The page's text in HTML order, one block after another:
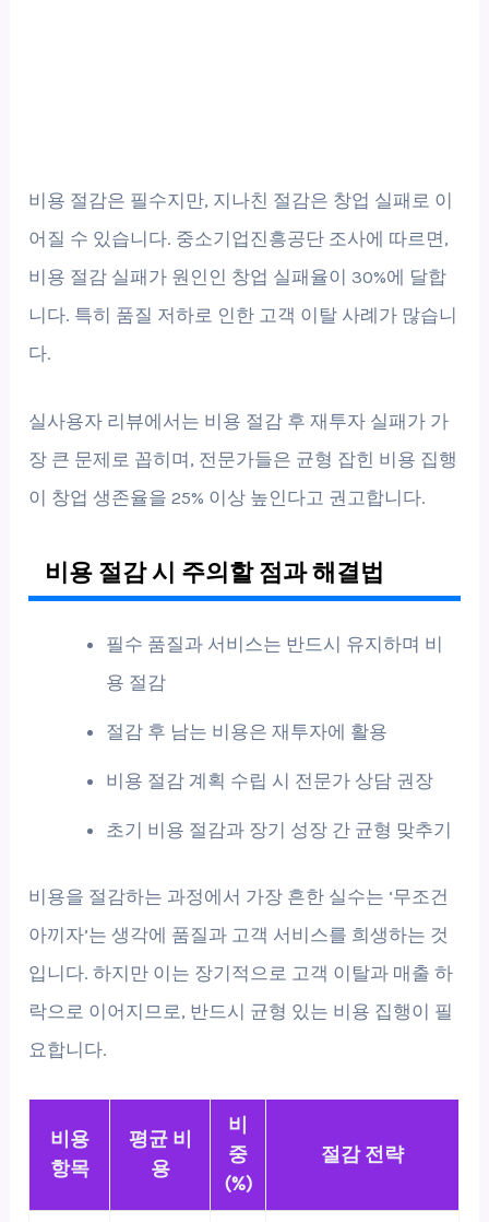
비용 절감은 필수지만, 지나친 절감은 창업 실패로 이
어질 수 있습니다. 중소기업진흥공단 조사에 따르면,
비용 절감 실패가 원인인 창업 실패율이 30%에 달합
니다. 특히 품질 저하로 인한 고객 이탈 사례가 많습니
다.
실사용자 리뷰에서는 비용 절감 후 재투자 실패가 가
장 큰 문제로 꼽히며, 전문가들은 균형 잡힌 비용 집행
이 창업 생존율을 25% 이상 높인다고 권고합니다.
비용 절감 시 주의할 점과 해결법
필수 품질과 서비스는 반드시 유지하며 비
용 절감
절감 후 남는 비용은 재투자에 활용
비용 절감 계획 수립 시 전문가 상담 권장
초기 비용 절감과 장기 성장 간 균형 맞추기
비용을 절감하는 과정에서 가장 흔한 실수는 ‘무조건
아끼자’는 생각에 품질과 고객 서비스를 희생하는 것
입니다. 하지만 이는 장기적으로 고객 이탈과 매출 하
락으로 이어지므로, 반드시 균형 있는 비용 집행이 필
요합니다.
비용
항목
평균 비
용
비
중
(%)
절감 전략